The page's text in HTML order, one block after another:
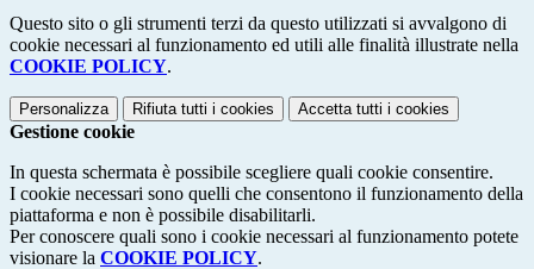
Questo sito o gli strumenti terzi da questo utilizzati si avvalgono di
cookie necessari al funzionamento ed utili alle finalità illustrate nella
COOKIE POLICY.
Personalizza Rifiuta tutti i cookies Accetta tutti i cookies
Gestione cookie
In questa schermata è possibile scegliere quali cookie consentire.
I cookie necessari sono quelli che consentono il funzionamento della
piattaforma e non è possibile disabilitarli.
Per conoscere quali sono i cookie necessari al funzionamento potete
visionare la COOKIE POLICY.